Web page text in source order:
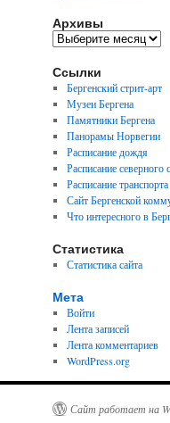
Архивы
Архивы
Ссылки
Бергенский стрит-арт
Музеи Бергена
Памятники Бергена
Панорамы Норвегии
Расписание дождя
Расписание северного
Расписание транспорта
Сайт Бергенской
Что интересного в
Статистика
Статистика сайта
Мета
Войти
Лента записей
Лента комментариев
WordPress.org
Сайт работает на